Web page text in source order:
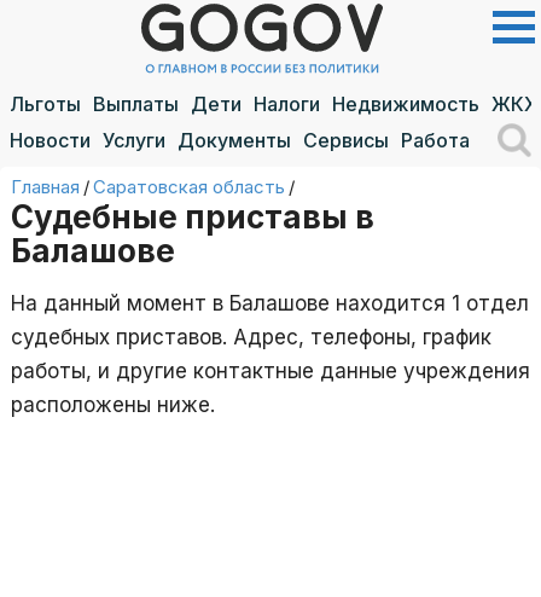
Льготы Выплаты Дети Налоги Недвижимость ЖКХ
Новости Услуги Документы Сервисы Работа
Главная /Саратовская область /
Судебные приставы в
Балашове
На данный момент в Балашове находится 1 отдел
судебных приставов. Адрес, телефоны, график
работы, и другие контактные данные учреждения
расположены ниже.